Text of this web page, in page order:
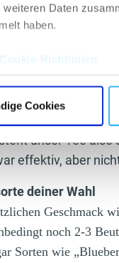
Daten
haben.
Cookie-Richtlinien
Cookies
unser Tee
effektiv, aber
deiner Wahl
Geschmack
noch 2-3
Sorten wie